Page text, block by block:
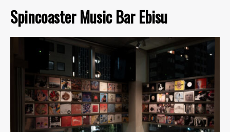
Spincoaster Music Bar Ebisu